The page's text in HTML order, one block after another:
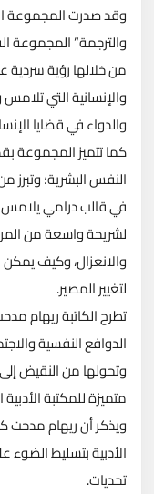
وقد صدرت المجموعة
والترجمة” المجموعة
من خلالها رؤية سردية
والإنسانية التي
والدواء في قضايا
كما تتميز المجموعة
النفس البشرية؛ وتبرز
في قالب درامي يلامس
لشريحة واسعة من
والانعزال، وكيف يمكن
لتغيير المصير.
تطرح الكاتبة ريهام
الدوافع النفسية
وتحولها من النقيض
متميزة للمكتبة
ويذكر أن ريهام مدحت
الأدبية بتسليط
تحديات.